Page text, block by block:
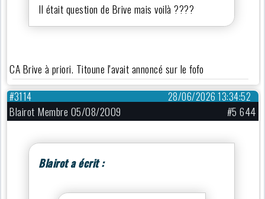
Il était question de Brive mais voilà ????
CA Brive à priori. Titoune l'avait annoncé sur le fofo
28/06/2026 13:34:52
#3114
Blairot Membre 05/08/2009 #5 644
Blairot a écrit :